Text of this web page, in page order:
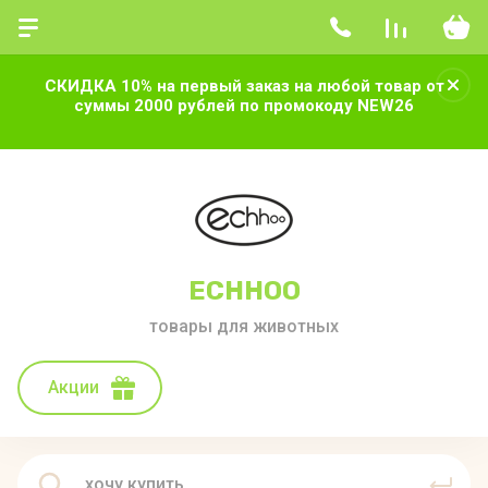
СКИДКА 10% на первый заказ на любой товар от
суммы 2000 рублей по промокоду NEW26
ECHHOO
товары для животных
Акции